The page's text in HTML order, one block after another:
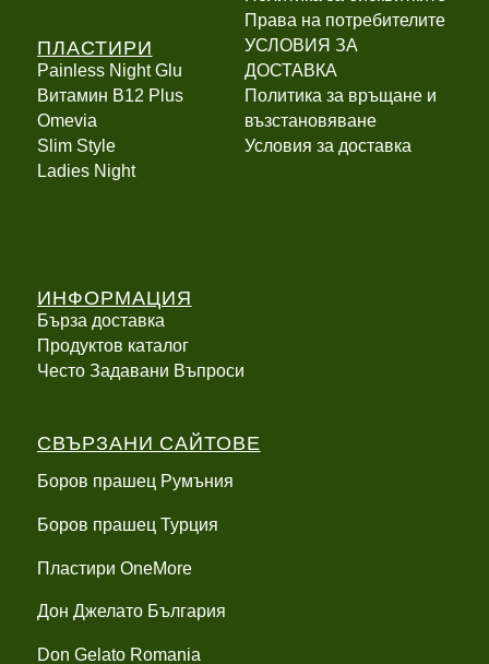
ПЛАСТИРИ
Painless Night Glu
Витамин B12 Plus
Оmevia
Slim Style
Ladies Night
Права на потребителите
УСЛОВИЯ ЗА
ДОСТАВКА
Политика за връщане и
възстановяване
Условия за доставка
ИНФОРМАЦИЯ
Бърза доставка
Продуктов каталог
Често Задавани Въпроси
СВЪРЗАНИ САЙТОВЕ
Боров прашец Румъния
Боров прашец Турция
Пластири OneMore
Дон Джелато България
Don Gelato Romania